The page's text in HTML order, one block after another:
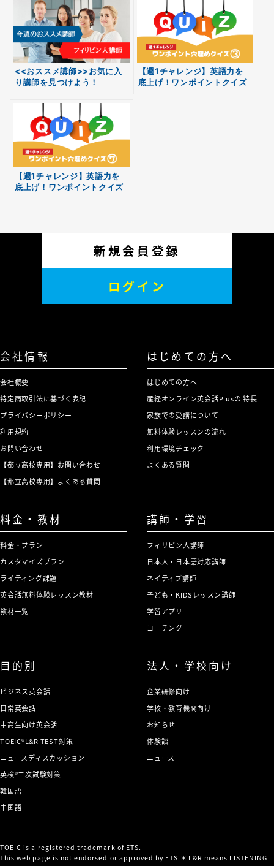
<<おススメ講師>>お気に入
り講師を見つけよう！
【週1チャレンジ】英語力を
底上げ！ワンポイントクイズ
【週1チャレンジ】英語力を
底上げ！ワンポイントクイズ
無料
新規会員登録
ログイン
会社情報
会社概要
特定商取引法に基づく表記
プライバシーポリシー
利用規約
お問い合わせ
【都立高校専用】お問い合わせ
【都立高校専用】よくある質問
はじめての方へ
はじめての方へ
産経オンライン英会話Plusの 特長
家族での受講について
無料体験レッスンの流れ
利用環境チェック
よくある質問
料金・教材
料金・プラン
カスタマイズプラン
ライティング課題
英会話無料体験レッスン教材
教材一覧
講師・学習
フィリピン人講師
日本人・日本語対応講師
ネイティブ講師
子ども・KIDSレッスン講師
学習アプリ
コーチング
目的別
ビジネス英会話
日常英会話
中高生向け英会話
TOEIC®L&R TEST対策
ニュースディスカッション
英検®二次試験対策
韓国語
中国語
法人・学校向け
企業研修向け
学校・教育機関向け
お知らせ
体験談
ニュース
TOEIC is a registered trademark of ETS.
This web page is not endorsed or approved by ETS.＊L&R means LISTENING